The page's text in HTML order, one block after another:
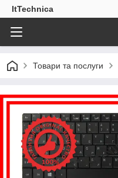
ItTechnica
Товари та послуги